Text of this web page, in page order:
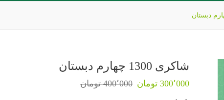
شاکری 1300 چهارم دبستان
300٬000 تومان 400٬000 تومان